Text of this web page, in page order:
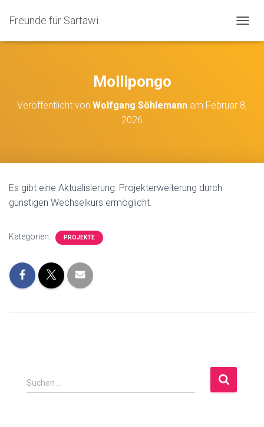
Freunde für Sartawi
A
I
S
Mollipongo
Veröffentlicht von Wolfgang Söhlemann am Februar 8,
2026
Es gibt eine Aktualisierung: Projekterweiterung durch
günstigen Wechselkurs ermöglicht.
Kategorien: PROJEKTE
S
u
Suchen …